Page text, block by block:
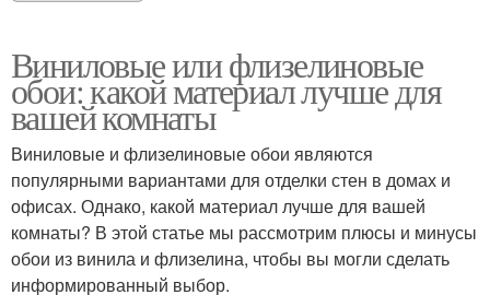
Виниловые или флизелиновые
обои: какой материал лучше для
вашей комнаты
Виниловые и флизелиновые обои являются
популярными вариантами для отделки стен в домах и
офисах. Однако, какой материал лучше для вашей
комнаты? В этой статье мы рассмотрим плюсы и минусы
обои из винила и флизелина, чтобы вы могли сделать
информированный выбор.